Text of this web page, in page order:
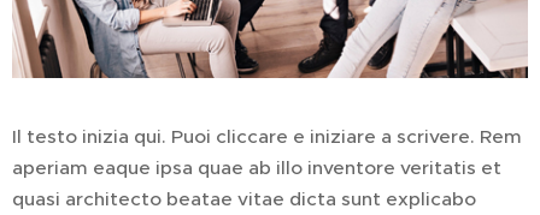
Il testo inizia qui. Puoi cliccare e iniziare a scrivere. Rem
aperiam eaque ipsa quae ab illo inventore veritatis et
quasi architecto beatae vitae dicta sunt explicabo